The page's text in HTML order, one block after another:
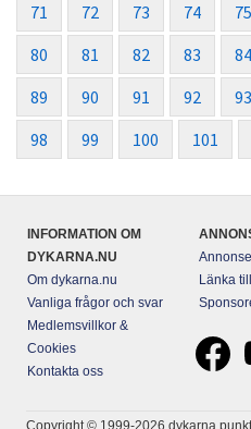
71
72 73 74 75
80
81 82 83 84
89
90 91 92 93
98
99 100 101
INFORMATION OM
DYKARNA.NU
Om dykarna.nu
Vanliga frågor och svar
Medlemsvillkor &
Cookies
Kontakta oss
Länka
Copyright © 1999-2026 dykarna